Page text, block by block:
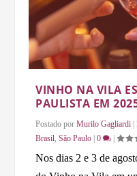
VINHO NA VILA
PAULISTA EM
Postado porMurilo Gagliardi |
Brasil ,São Paulo |0 |
Nos dias 2 e 3 de